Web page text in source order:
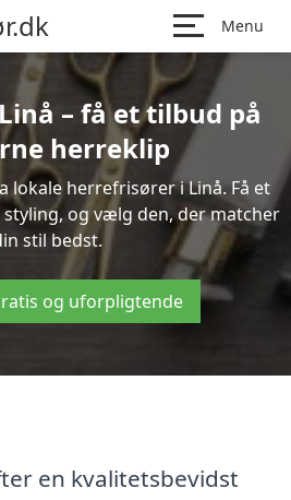
Menu
– få et tilbud på
herreklip
lokale herrefrisører i Linå. Få et
og vælg den, der matcher
stil bedst.
og uforpligtende
en kvalitetsbevidst